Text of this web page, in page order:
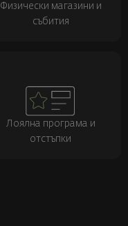
Физически магазини и
събития
Лоялна програма и
отстъпки